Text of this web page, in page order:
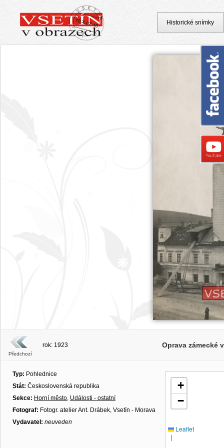
Předchozí
rok: 1923 Oprava zámecké
Typ: Pohlednice
Stát: Československá republika
Sekce: Horní město, Události - ostatní
Fotograf: Fotogr. atelier Ant. Drábek, Vsetín - Morava
Vydavatel: neuveden
+
−
Leaflet
|
Historické snímky